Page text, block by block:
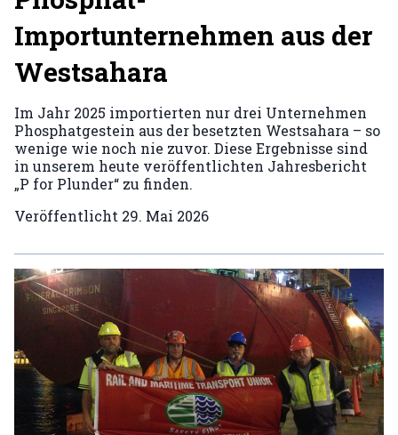
Importunternehmen aus der
Westsahara
Im Jahr 2025 importierten nur drei Unternehmen
Phosphatgestein aus der besetzten Westsahara – so
wenige wie noch nie zuvor. Diese Ergebnisse sind
in unserem heute veröffentlichten Jahresbericht
„P for Plunder“ zu finden.
Veröffentlicht 29. Mai 2026